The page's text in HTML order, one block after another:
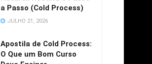
a Passo (Cold Process)
JULHO 21, 2026
Apostila de Cold Process:
O Que um Bom Curso